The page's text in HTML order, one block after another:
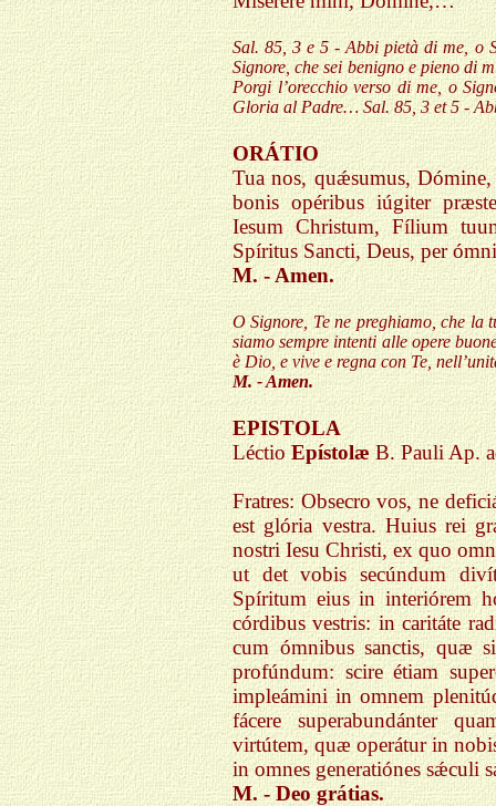
Sal. 85, 3 e 5 - Abbi pietà di me, o
Signore, che sei benigno e pieno di
Porgi l’orecchio verso di me, o
Gloria al Padre… Sal. 85, 3 et 5 -
ORÁTIO
Tua nos, quǽsumus,
bonis opéribus iúgiter
Iesum Christum, Fílium
Spíritus Sancti, Deus, per
M. - Amen.
O Signore, Te ne preghiamo, che la
siamo sempre intenti alle opere
è Dio, e vive e regna con Te,
M. - Amen.
EPISTOLA
Léctio Epístolæ B. Pauli Ap.
Fratres: Obsecro vos, ne
est glória vestra. Huius rei
nostri Iesu Christi, ex quo
ut det vobis secúndum
Spíritum eius in interiórem
córdibus vestris: in caritáte
cum ómnibus sanctis, quæ
profúndum: scire étiam
impleámini in omnem
fácere superabundánter
virtútem, quæ operátur in
in omnes generatiónes sǽculi
M. - Deo grátias.